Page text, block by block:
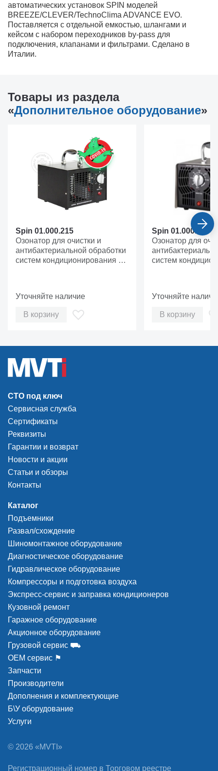
автоматических установок SPIN моделей
BREEZE/CLEVER/TechnoClima ADVANCE EVO.
Поставляется с отдельной емкостью, шлангами и
кейсом с набором переходников by-pass для
подключения, клапанами и фильтрами. Сделано в
Италии.
Товары из раздела
«Дополнительное оборудование»
Spin 01.000.215
Озонатор для очистки и
антибактериальной обработки
систем кондиционирования с
Уточняйте наличие
В корзину
Spin 01.000.269
Озонатор для
систем
Уточняйте
В корзину
СТО под ключ
Сервисная служба
Сертификаты
Реквизиты
Гарантии и возврат
Новости и акции
Статьи и обзоры
Контакты
Каталог
Подъемники
Развал/схождение
Шиномонтажное оборудование
Диагностическое оборудование
Гидравлическое оборудование
Компрессоры и подготовка воздуха
Экспресс-сервис и заправка кондиционеров
Кузовной ремонт
Гаражное оборудование
Акционное оборудование
Грузовой сервис ⛟
ОЕМ сервис ⚑
Запчасти
Производители
Дополнения и комплектующие
Б\У оборудование
Услуги
© 2026 «MVTI»
Регистрационный номер в Торговом реестре